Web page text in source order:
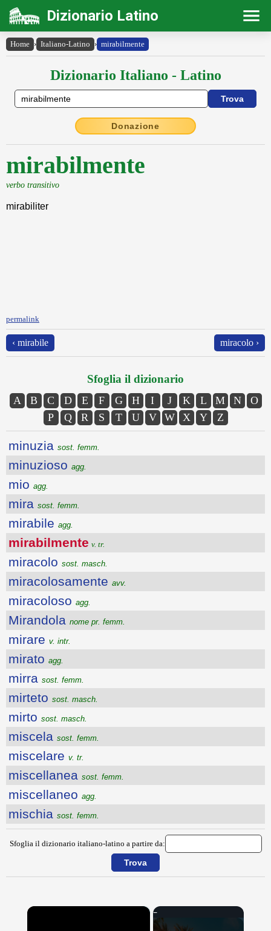
Dizionario Latino
Home › Italiano-Latino › mirabilmente
Dizionario Italiano - Latino
Donazione
mirabilmente
verbo transitivo
mirabiliter
permalink
‹ mirabile miracolo ›
Sfoglia il dizionario
A B C D E F G H I J K L M N
O
P
Q R S T U V W X Y Z
minuzia sost. femm.
minuzioso agg.
mio agg.
mira sost. femm.
mirabile agg.
mirabilmente v. tr.
miracolo sost. masch.
miracolosamente avv.
miracoloso agg.
Mirandola nome pr. femm.
mirare v. intr.
mirato agg.
mirra sost. femm.
mirteto sost. masch.
mirto sost. masch.
miscela sost. femm.
miscelare v. tr.
miscellanea sost. femm.
miscellaneo agg.
mischia sost. femm.
Sfoglia il dizionario italiano-latino a partire da:
×